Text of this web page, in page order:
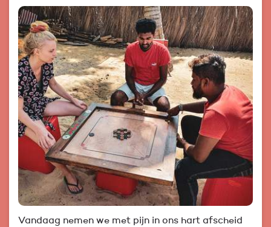
Vandaag nemen we met pijn in ons hart afscheid